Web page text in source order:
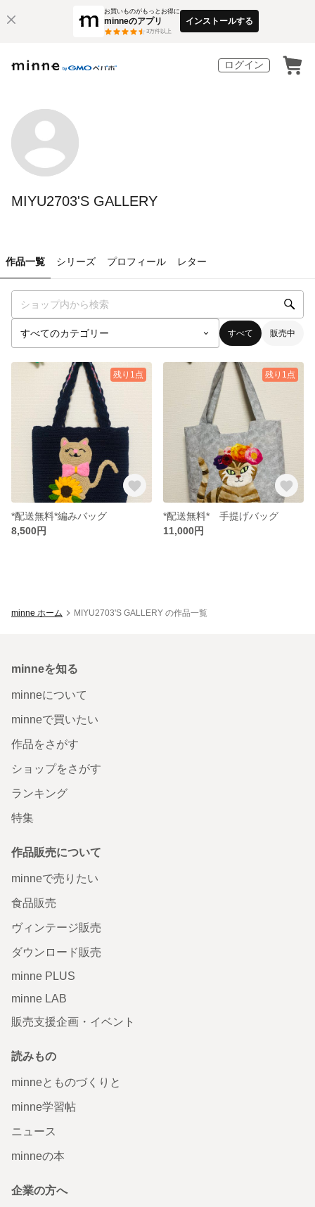
お買いものがもっとお得に
minneのアプリ
3万件以上
インストールする
ログイン
MIYU2703'S GALLERY
作品一覧 シリーズ プロフィール レター
すべて 販売中
残り1点
*配送無料*編みバッグ
8,500円
残り1点
*配送無料* 手提げバッグ
11,000円
minne ホーム MIYU2703'S GALLERY の作品一覧
minneを知る
minneについて
minneで買いたい
作品をさがす
ショップをさがす
ランキング
特集
作品販売について
minneで売りたい
食品販売
ヴィンテージ販売
ダウンロード販売
minne PLUS
minne LAB
販売支援企画・イベント
読みもの
minneとものづくりと
minne学習帖
ニュース
minneの本
企業の方へ